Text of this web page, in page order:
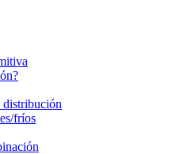
distribución
fríos